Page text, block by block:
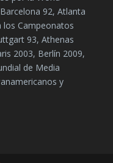
92, Atlanta
los Campeonatos
93, Athenas
2003, Berlín 2009,
de Media
y